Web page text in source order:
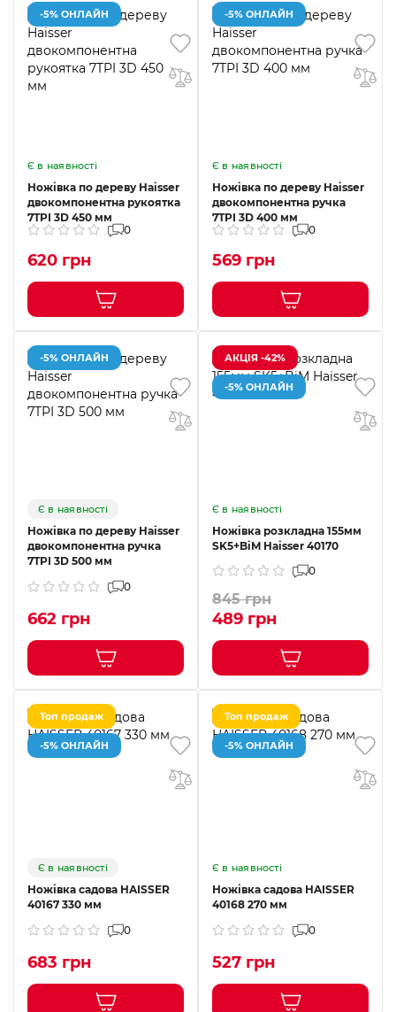
-5% ОНЛАЙН
Є в наявності
Ножівка по дереву Haisser
двокомпонентна рукоятка
7TPI 3D 450 мм
0
620 грн
-5% ОНЛАЙН
Є в наявності
Ножівка по дереву Haisser
двокомпонентна ручка
7TPI 3D 400 мм
0
569 грн
-5% ОНЛАЙН
Є в наявності
Ножівка по дереву Haisser
двокомпонентна ручка
7TPI 3D 500 мм
0
662 грн
АКЦІЯ -42%
-5% ОНЛАЙН
Є в наявності
Ножівка розкладна 155мм
SK5+BiM Haisser 40170
0
845 грн
489 грн
Топ продаж
-5% ОНЛАЙН
Є в наявності
Ножівка садова HAISSER
40167 330 мм
0
683 грн
Топ продаж
-5% ОНЛАЙН
Є в наявності
Ножівка садова HAISSER
40168 270 мм
0
527 грн